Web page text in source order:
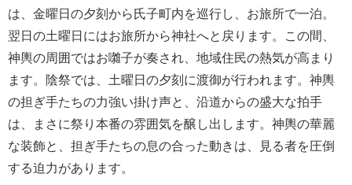
は、金曜日の夕刻から氏子町内を巡行し、お旅所で一泊。
翌日の土曜日にはお旅所から神社へと戻ります。この間、
神輿の周囲ではお囃子が奏され、地域住民の熱気が高まり
ます。陰祭では、土曜日の夕刻に渡御が行われます。神輿
の担ぎ手たちの力強い掛け声と、沿道からの盛大な拍手
は、まさに祭り本番の雰囲気を醸し出します。神輿の華麗
な装飾と、担ぎ手たちの息の合った動きは、見る者を圧倒
する迫力があります。